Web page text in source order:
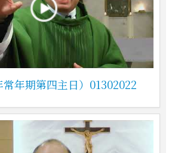
年期第四主日）01302022